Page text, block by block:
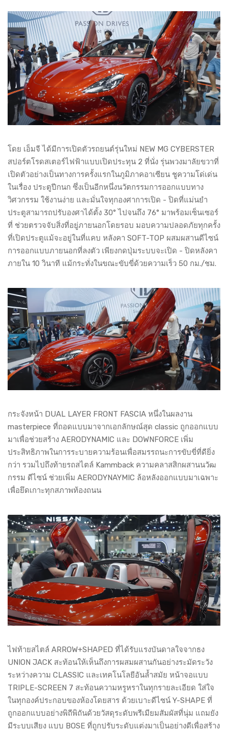
โดย เอ็มจี ได้มีการเปิดตัวรถยนต์รุ่นใหม่ NEW MG CYBERSTER
สปอร์ตโรดสเตอร์ไฟฟ้าแบบเปิดประทุน 2 ที่นั่ง รุ่นพวงมาลัยขวาที่
เปิดตัวอย่างเป็นทางการครั้งแรกในภูมิภาคอาเซียน ชูความโด่เด่น
ในเรื่อง ประตูปีกนก ซึ่งเป็นอีกหนึ่งนวัตกรรมการออกแบบทาง
วิศวกรรม ใช้งานง่าย และมั่นใจทุกองศาการเปิด - ปิดที่แม่นยำ
ประตูสามารถปรับองศาได้ตั้ง 30° ไปจนถึง 76° มาพร้อมเซ็นเซอร์
ที่ ช่วยตรวจจับสิ่งที่อยู่ภายนอกโดยรอบ มอบความปลอดภัยทุกครั้ง
ที่เปิดประตูแม้จะอยู่ในที่แคบ หลังคา SOFT-TOP ผสมผสานดีไซน์
การออกแบบภายนอกที่ลงตัว เพียงกดปุ่มระบบจะเปิด - ปิดหลังคา
ภายใน 10 วินาที แม้กระทั่งในขณะขับขี่ด้วยความเร็ว 50 กม./ชม.
กระจังหน้า DUAL LAYER FRONT FASCIA หนึ่งในผลงาน
masterpiece ที่ถอดแบบมาจากเอกลักษณ์สุด classic ถูกออกแบบ
มาเพื่อช่วยสร้าง AERODYNAMIC และ DOWNFORCE เพิ่ม
ประสิทธิภาพในการระบายความร้อนเพื่อสมรรถนะการขับขี่ที่ดียิ่ง
กว่า รวมไปถึงท้ายรถสไตล์ Kammback ความคลาสสิกผสานนวัฒ
กรรม ดีไซน์ ช่วยเพิ่ม AERODYNAYMIC ล้อหลังออกแบบมาเฉพาะ
เพื่อยึดเกาะทุกสภาพท้องถนน
ไฟท้ายสไตล์ ARROW+SHAPED ที่ได้รับแรงบันดาลใจจากธง
UNION JACK สะท้อนให้เห็นถึงการผสมผสานกันอย่างระมัดระวัง
ระหว่างความ CLASSIC และเทคโนโลยีอันล้ำสมัย หน้าจอแบบ
TRIPLE-SCREEN 7 สะท้อนความหรูหราในทุกรายละเอียด ใส่ใจ
ในทุกองค์ประกอบของห้องโดยสาร ด้วยเบาะดีไซน์ Y-SHAPE ที่
ถูกออกแบบอย่างพิถีพิถันด้วยวัสดุระดับพรีเมียมสัมผัสที่นุ่ม แถมยัง
มีระบบเสียง แบบ BOSE ที่ถูกปรับระดับแต่งมาเป็นอย่างดีเพื่อสร้าง